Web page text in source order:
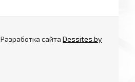
Разработка сайтаDessites.by